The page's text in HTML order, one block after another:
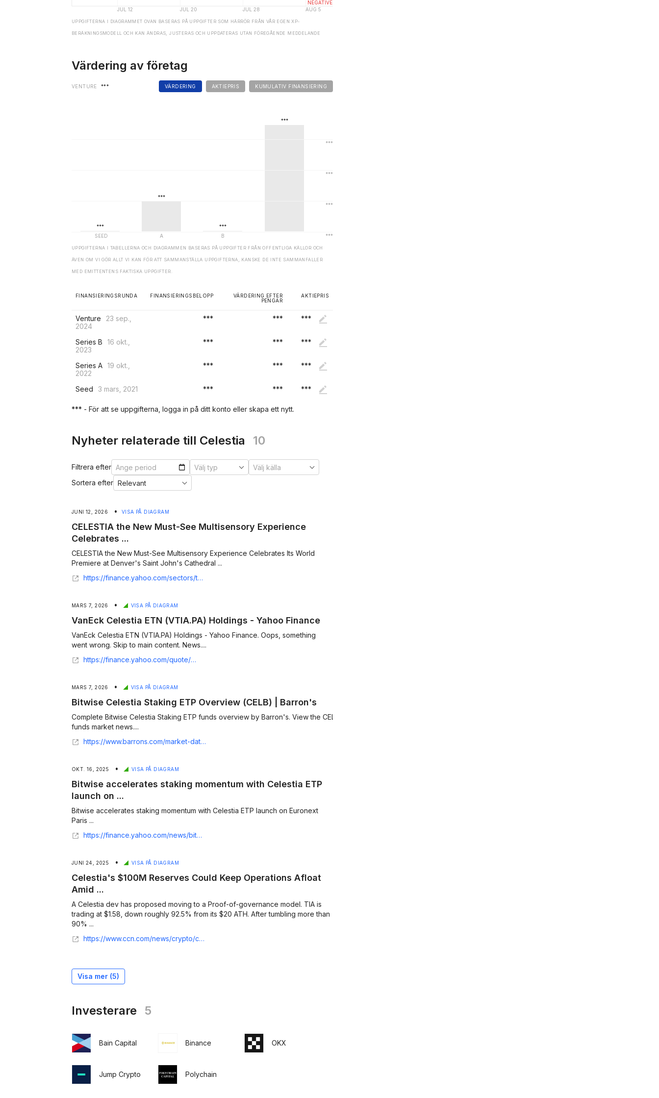
UPPGIFTERNA I DIAGRAMMET OVAN BASERAS PÅ UPPGIFTER SOM HÄRRÖR FRÅN VÅR EGEN XP-
BERÄKNINGSMODELL OCH KAN ÄNDRAS, JUSTERAS OCH UPPDATERAS UTAN FÖREGÅENDE MEDDELANDE
Värdering av företag
VÄRDERING AKTIEPRIS KUMULATIV FINANSIERING
VENTURE ***
UPPGIFTERNA I TABELLERNA OCH DIAGRAMMEN BASERAS PÅ UPPGIFTER FRÅN OFFENTLIGA KÄLLOR OCH
ÄVEN OM VI GÖR ALLT VI KAN FÖR ATT SAMMANSTÄLLA UPPGIFTERNA, KANSKE DE INTE SAMMANFALLER
MED EMITTENTENS FAKTISKA UPPGIFTER.
FINANSIERINGSRUNDA FINANSIERINGSBELOPP
VÄRDERING EFTER
PENGAR
AKTIEPRIS
Venture
23 sep.,
2024
*** *** ***
Series B
16 okt.,
2023
*** *** ***
Series A 19 okt.,
2022
*** *** ***
Seed 3 mars, 2021 *** *** ***
*** - För att se uppgifterna, logga in på ditt konto eller skapa ett nytt.
Nyheter relaterade till Celestia 10
Filtrera efter
Sortera efter
JUNI 12, 2026 • VISA PÅ DIAGRAM
CELESTIA the New Must-See Multisensory Experience
Celebrates ...
CELESTIA the New Must-See Multisensory Experience Celebrates Its World
Premiere at Denver's Saint John's Cathedral ...
https://finance.yahoo.com/sectors/technology/articles/celestia-must-see-multisensory-experience-153800286.html
MARS 7, 2026 • VISA PÅ DIAGRAM
VanEck Celestia ETN (VTIA.PA) Holdings - Yahoo Finance
VanEck Celestia ETN (VTIA.PA) Holdings - Yahoo Finance. Oops, something
went wrong. Skip to main content. News....
https://finance.yahoo.com/quote/VTIA.PA/holdings/
MARS 7, 2026 • VISA PÅ DIAGRAM
Bitwise Celestia Staking ETP Overview (CELB) | Barron's
Complete Bitwise Celestia Staking ETP funds overview by Barron's. View the CELB
funds market news....
https://www.barrons.com/market-data/funds/celb?countrycode=xe&gaa_at=eafs&gaa_n=AWEtsqf0ddWNtoTzYdzJ28J32lsGCdF7wyuq1VtOKiGR7uiXV8c811csrclb&gaa_ts=69ac823e&gaa_sig=DIXyf_zVqOIQ1krgQPovlAmJOGU3-Tofq6XvzDpkCY95bIVCoc3725TLndKO_UsxNZ3VqbdVjVM9CLz3_1-CVw%3D%3D
OKT. 16, 2025 • VISA PÅ DIAGRAM
Bitwise accelerates staking momentum with Celestia ETP
launch on ...
Bitwise accelerates staking momentum with Celestia ETP launch on Euronext
Paris ...
https://finance.yahoo.com/news/bitwise-accelerates-staking-momentum-celestia-070900723.html
JUNI 24, 2025 • VISA PÅ DIAGRAM
Celestia's $100M Reserves Could Keep Operations Afloat
Amid ...
A Celestia dev has proposed moving to a Proof-of-governance model. TIA is
trading at $1.58, down roughly 92.5% from its $20 ATH. After tumbling more than
90% ...
https://www.ccn.com/news/crypto/celestia-100m-reserves-fud-insider-trading-accusations/
Visa mer (5)
Investerare 5
Bain Capital Binance OKX
Jump Crypto Polychain